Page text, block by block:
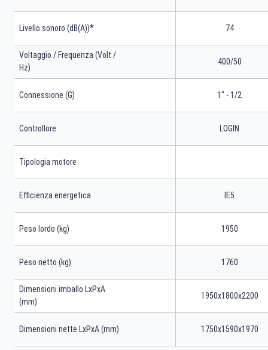
Livello sonoro (dB(A))* 74
Voltaggio / Frequenza (Volt /
Hz)
400/50
Connessione (G) 1" - 1/2
Controllore LOGIN
Tipologia motore
Efficienza energetica IE5
Peso lordo (kg) 1950
Peso netto (kg) 1760
Dimensioni imballo LxPxA
(mm)
1950x1800x2200
Dimensioni nette LxPxA (mm) 1750x1590x1970